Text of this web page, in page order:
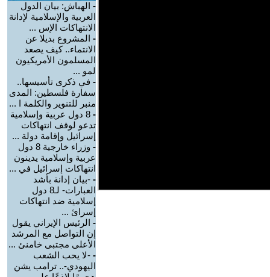
- الهباش: بيان الدول
العربية والإسلامية لإدانة
الانتهاكات الإس ...
- المشروع بديلا عن
الانتماء.. كيف يصعد
المسلمون الأمريكيون
لمو ...
- في ذكرى تأسيسها..
سفارة فلسطين: المدى
منبر للتنوير والكلمة ا ...
-
8 دول عربية وإسلامية
تدعو لوقف انتهاكات
إسرائيل وإقامة دولة ...
-
وزراء خارجية 8 دول
عربية وإسلامية يدينون
انتهاكات إسرائيل في ...
- -بيان إدانة بأشد
العبارات- لـ8 دول
إسلامية ضد انتهاكات
إسرائ ...
- الرئيس الإيراني يقول
إن التواصل مع المرشد
الأعلى مجتبى خامنئ ...
- -لا يحب الشعب
اليهودي-.. ترامب يشن